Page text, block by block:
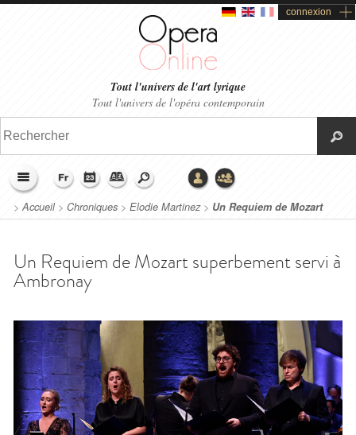
connexion
Tout l'univers de l'art lyrique
Tout l'univers de l'opéra contemporain
>Accueil> Chroniques > Elodie Martinez> Un Requiem de Mozart
superbement servi à Ambronay
Un Requiem de Mozart superbement servi à
Ambronay